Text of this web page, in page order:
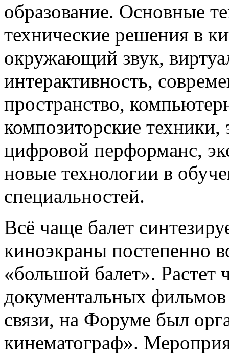
образование. Основные
технические решения в
окружающий звук,
интерактивность,
пространство,
композиторские техники,
цифровой перформанс,
новые технологии в
специальностей.
Всё чаще балет
киноэкраны постепенно
«большой балет». Растет
документальных
связи, на Форуме был
кинематограф».